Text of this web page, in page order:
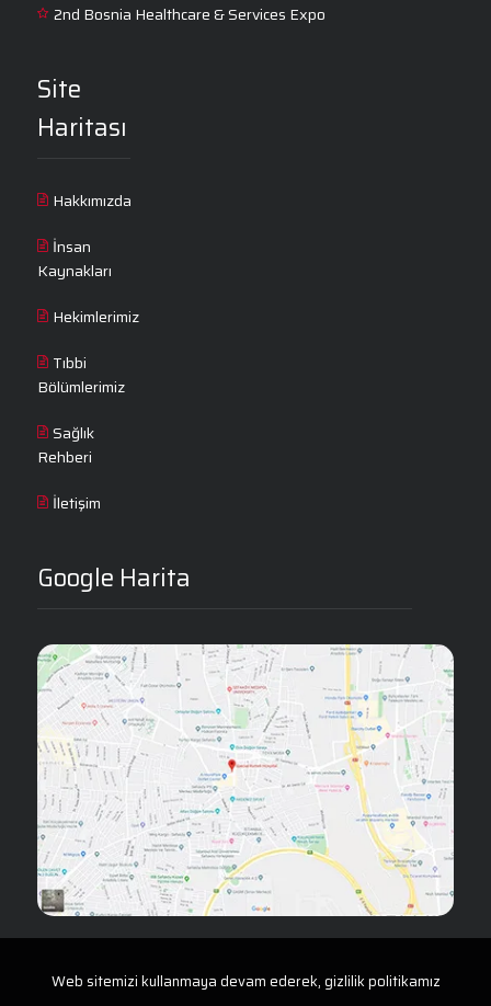
Web sitemizi kullanmaya devam ederek, gizlilik politikamız
2nd Bosnia Healthcare & Services Expo
Site
Haritası
Hakkımızda
İnsan
Kaynakları
Hekimlerimiz
Tıbbi
Bölümlerimiz
Sağlık
Rehberi
İletişim
Google Harita